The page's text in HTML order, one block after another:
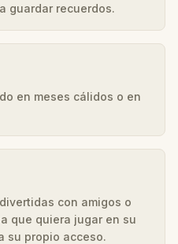
guardar recuerdos.
en meses cálidos o en
con amigos o
que quiera jugar en su
su propio acceso.